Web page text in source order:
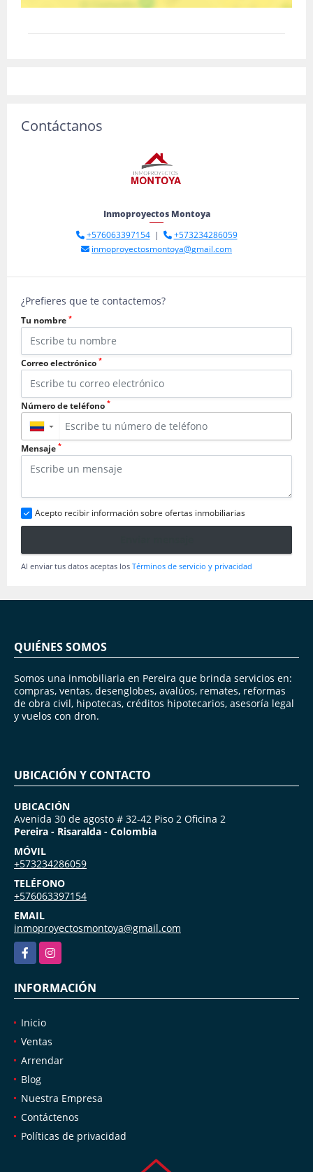
Contáctanos
Inmoproyectos Montoya
+576063397154|
+573234286059
inmoproyectosmontoya@gmail.com
¿Prefieres que te contactemos?
Tu nombre *
Correo electrónico *
Número de teléfono *
▼
Mensaje *
Acepto recibir información sobre ofertas inmobiliarias
Al enviar tus datos aceptas los Términos de servicio y privacidad
QUIÉNES SOMOS
Somos una inmobiliaria en Pereira que brinda servicios en:
compras, ventas, desenglobes, avalúos, remates, reformas
de obra civil, hipotecas, créditos hipotecarios, asesoría legal
y vuelos con dron.
UBICACIÓN Y CONTACTO
UBICACIÓN
Avenida 30 de agosto # 32-42 Piso 2 Oficina 2
Pereira - Risaralda - Colombia
MÓVIL
+573234286059
TELÉFONO
+576063397154
EMAIL
inmoproyectosmontoya@gmail.com
FacebookInstagram
INFORMACIÓN
Inicio
Ventas
Arrendar
Blog
Nuestra Empresa
Contáctenos
Políticas de privacidad